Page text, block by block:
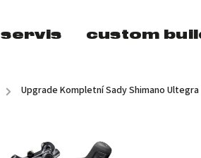
servis custom
/ Upgrade Kompletní Sady Shimano Ultegra